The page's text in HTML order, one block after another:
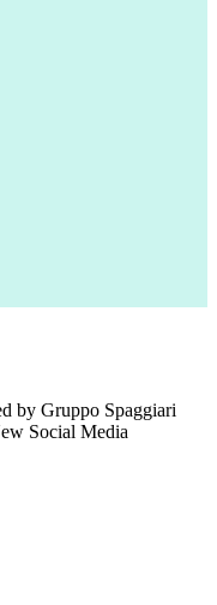
by Gruppo Spaggiari
Social Media